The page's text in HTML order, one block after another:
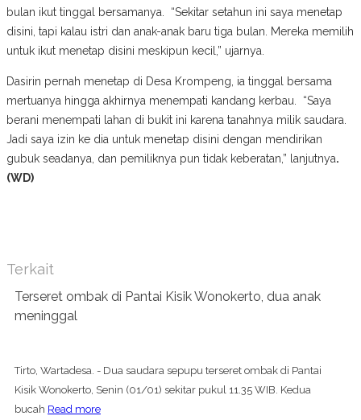
bulan ikut tinggal bersamanya. “Sekitar setahun ini saya menetap
disini, tapi kalau istri dan anak-anak baru tiga bulan. Mereka memilih
untuk ikut menetap disini meskipun kecil,” ujarnya.
Dasirin pernah menetap di Desa Krompeng, ia tinggal bersama
mertuanya hingga akhirnya menempati kandang kerbau. “Saya
berani menempati lahan di bukit ini karena tanahnya milik saudara.
Jadi saya izin ke dia untuk menetap disini dengan mendirikan
gubuk seadanya, dan pemiliknya pun tidak keberatan,” lanjutnya.
(WD)
Terkait
Terseret ombak di Pantai Kisik Wonokerto, dua anak
meninggal
Tirto, Wartadesa. - Dua saudara sepupu terseret ombak di Pantai
Kisik Wonokerto, Senin (01/01) sekitar pukul 11.35 WIB. Kedua
bucah Read more